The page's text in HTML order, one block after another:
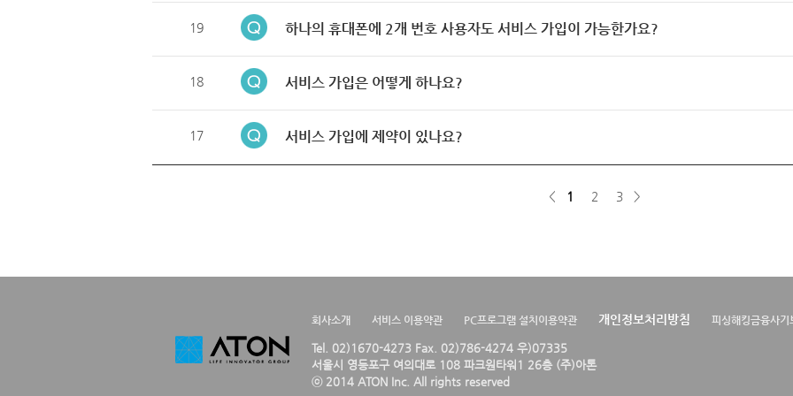
19 하나의 휴대폰에 2개 번호 사용자도 서비스 가입이 가능한가요?
18 서비스 가입은 어떻게 하나요?
17 서비스 가입에 제약이 있나요?
< 1 2 3 >
회사소개 서비스 이용약관 PC프로그램 설치이용약관 개인정보처리방침 피싱해킹금융사기
Tel. 02)1670-4273 Fax. 02)786-4274 우)07335
서울시 영등포구 여의대로 108 파크원타워1 26층 (주)아톤
ⓒ 2014 ATON Inc. All rights reserved